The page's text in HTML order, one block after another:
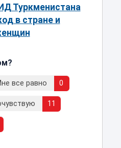
Туркменистана
в стране и
все равно 0
11